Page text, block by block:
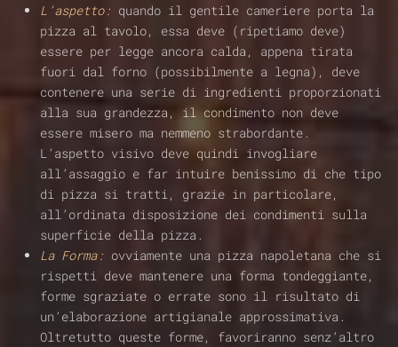
L’aspetto: quando il gentile cameriere porta la
pizza al tavolo, essa deve (ripetiamo deve)
essere per legge ancora calda, appena tirata
fuori dal forno (possibilmente a legna), deve
contenere una serie di ingredienti proporzionati
alla sua grandezza, il condimento non deve
essere misero ma nemmeno strabordante.
L’aspetto visivo deve quindi invogliare
all’assaggio e far intuire benissimo di che tipo
di pizza si tratti, grazie in particolare,
all’ordinata disposizione dei condimenti sulla
superficie della pizza.
La Forma: ovviamente una pizza napoletana che si
rispetti deve mantenere una forma tondeggiante,
forme sgraziate o errate sono il risultato di
un’elaborazione artigianale approssimativa.
Oltretutto queste forme, favoriranno senz’altro